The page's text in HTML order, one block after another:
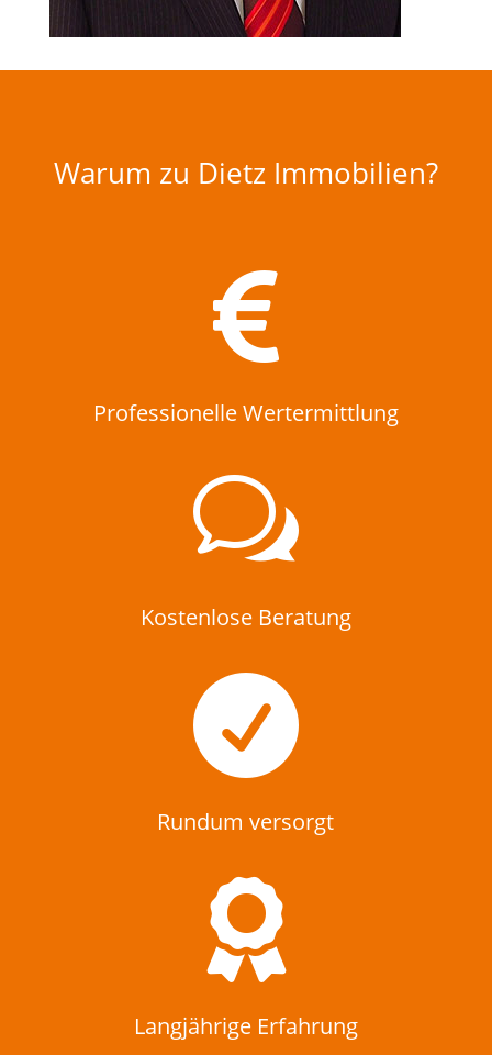
Warum zu Dietz Immobilien?

Professionelle Wertermittlung
w
Kostenlose Beratung

Rundum versorgt

Langjährige Erfahrung